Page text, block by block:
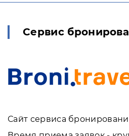
Сервис
Сайт сервиса